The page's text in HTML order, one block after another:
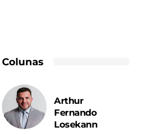
Colunas
Arthur
Fernando
Losekann